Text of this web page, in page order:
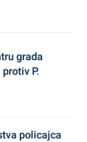
grada
P.
policajca